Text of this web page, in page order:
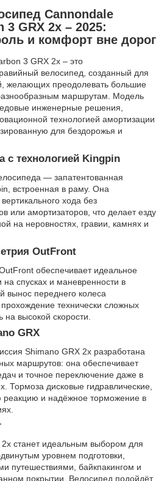
Cannondale
3 GRX 2x – 2025:
и комфорт вне дорог
3 GRX 2x – это
велосипед, созданный для
желающих преодолевать большие
маршрутам. Модель
инженерные решения,
технологией амортизации
для бездорожья и
с технологией Kingpin
— запатентованная
встроенная в раму. Она
хода без
или амортизаторов, что делает езду
на неровностях, гравии, камнях и
OutFront
обеспечивает идеальное
на спусках и маневренности в
вынос переднего колеса
технически сложных
на высокой скорости.
GRX
Shimano GRX 2x разработана
маршрутов: она обеспечивает
и точное переключение даже в
Тормоза дисковые гидравлические,
реакцию и надёжное торможение в
станет идеальным выбором для
уровнем подготовки,
путешествиями, байкпакингом и
покрытии. Велосипед подойдёт